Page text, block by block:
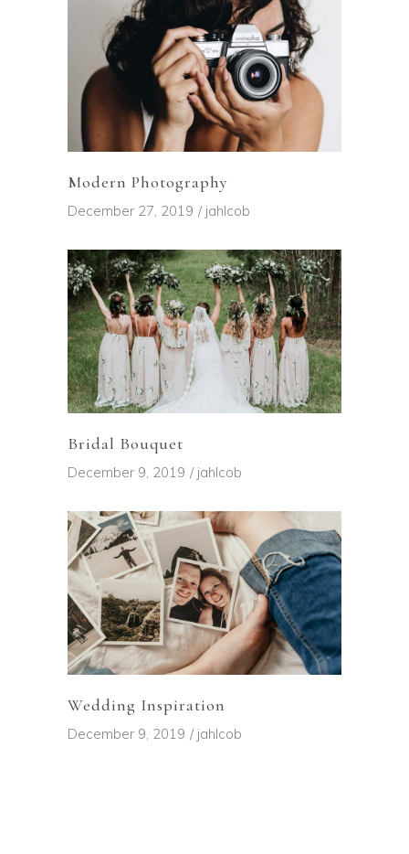
Modern Photography
December 27, 2019 jahlcob
Bridal Bouquet
December 9, 2019 jahlcob
Wedding Inspiration
December 9, 2019 jahlcob